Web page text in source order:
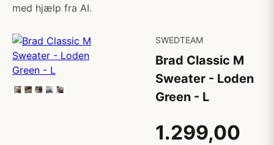
med hjælp fra AI.
SWEDTEAM
Brad Classic M
Sweater - Loden
Green - L
1.299,00